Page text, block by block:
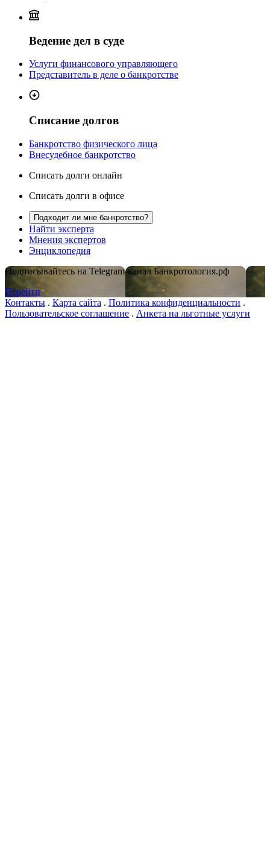
Ведение дел в суде
Услуги финансового управляющего
Представитель в деле о банкротстве
Списание долгов
Банкротство физического лица
Внесудебное банкротство
Списать долги онлайн
Списать долги в офисе
Подходит ли мне банкротство?
Найти эксперта
Мнения экспертов
Энциклопедия
Подписывайтесь на Telegram-канал Банкротология.рф
Перейти
Контакты . Карта сайта . Политика конфиденциальности .
Пользовательское соглашение . Анкета на льготные услуги